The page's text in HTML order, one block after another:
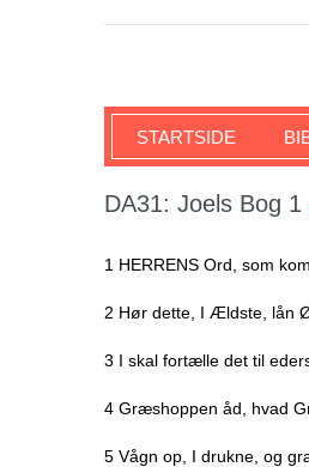
SKRIFTEN
STARTSIDE
DA31: Joels Bog 1
1 HERRENS Ord, som
2 Hør dette, I Ældste, lån
3 I skal fortælle det til
4 Græshoppen åd, hvad
5 Vågn op, I drukne, og